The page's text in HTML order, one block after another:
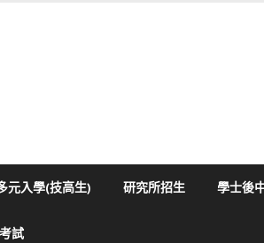
元入學(技高生) 研究所招生 學士後
試